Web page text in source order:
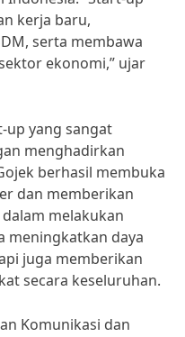
kerja baru,
serta membawa
ekonomi,” ujar
up yang sangat
menghadirkan
berhasil membuka
dan memberikan
melakukan
meningkatkan daya
juga memberikan
secara keseluruhan.
Komunikasi dan